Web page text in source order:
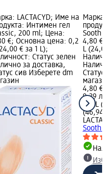
LACTACYD; Име на
Интимен гел
200 ml; Цена:
€; Основна цена: 0,2
€ за 1 L);
Статус зелен
за доставка,
сив Изберете dm
Марка:
4,80 €;
L (24,00
Статус
магазин
4,80 €
9,39 лв.
0,2 L
(46,94